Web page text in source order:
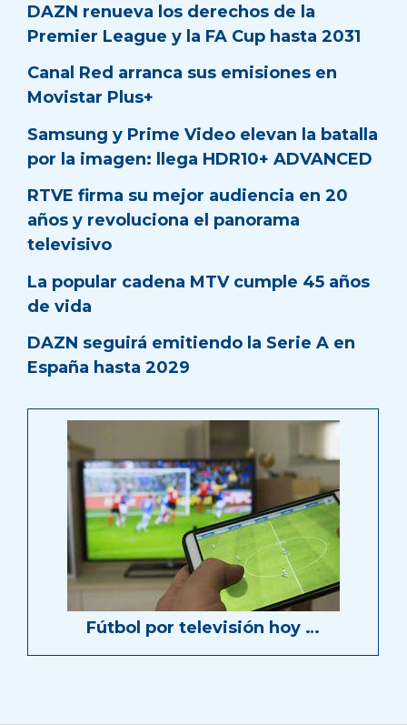
DAZN renueva los derechos de la
Premier League y la FA Cup hasta 2031
Canal Red arranca sus emisiones en
Movistar Plus+
Samsung y Prime Video elevan la batalla
por la imagen: llega HDR10+ ADVANCED
RTVE firma su mejor audiencia en 20
años y revoluciona el panorama
televisivo
La popular cadena MTV cumple 45 años
de vida
DAZN seguirá emitiendo la Serie A en
España hasta 2029
Fútbol por televisión hoy …